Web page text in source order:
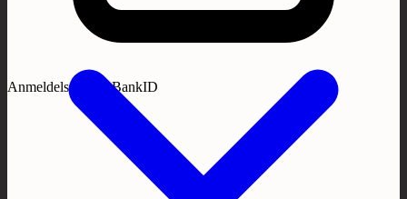
Anmeldelser med BankID